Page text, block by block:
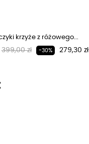
krzyże z różowego...
Regularna cena
399,00 zł -30% Cena
279,30 zł